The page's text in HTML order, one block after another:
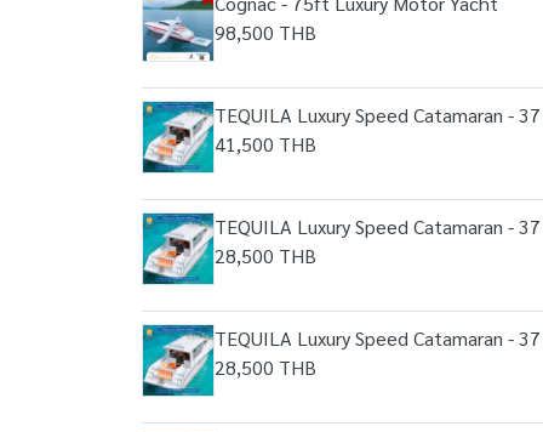
98,500 THB
TEQUILA Luxury Speed Catamaran -
41,500 THB
TEQUILA Luxury Speed Catamaran -
28,500 THB
TEQUILA Luxury Speed Catamaran -
28,500 THB